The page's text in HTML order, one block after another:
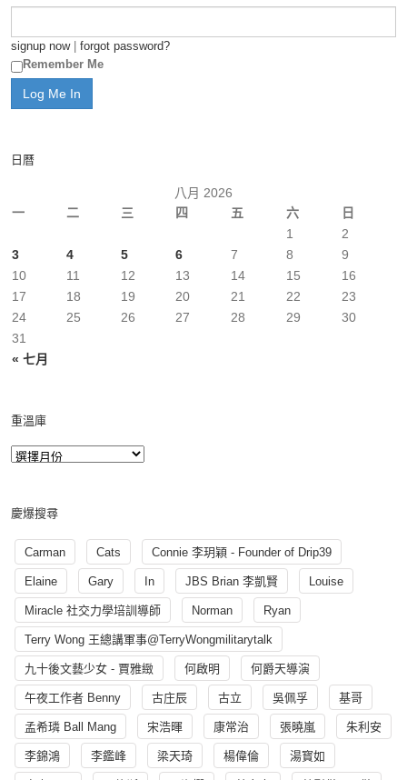
signup now| forgot password?
Remember Me
日曆
八月 2026
一
二 三 四 五 六 日
« 七月
1
2
3
4 5 6 7 8
9
10
11 12 13 14 15
16
17
18 19 20 21 22
23
24
25 26 27 28 29
30
31
重溫庫
慶爆搜尋
Carman Cats Connie 李玥穎 - Founder of Drip39
Elaine Gary In JBS Brian 李凱賢 Louise
Miracle 社交力學培訓導師 Norman Ryan
Terry Wong 王總講軍事@TerryWongmilitarytalk
九十後文藝少女 - 賈雅緻 何啟明 何爵天導演
午夜工作者 Benny 古庄辰 古立 吳佩孚 基哥
孟希璘 Ball Mang 宋浩暉 康常治 張曉嵐 朱利安
李錦鴻 李鑑峰 梁天琦 楊偉倫 湯寳如